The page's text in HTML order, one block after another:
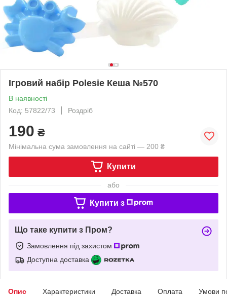
Ігровий набір Polesie Кеша №570
В наявності
Код: 57822/73
Роздріб
190 ₴
Мінімальна сума замовлення на сайті — 200 ₴
Купити
або
Купити з
Що таке купити з Пром?
Замовлення під захистом
Доступна доставка
Опис Характеристики Доставка Оплата Умови